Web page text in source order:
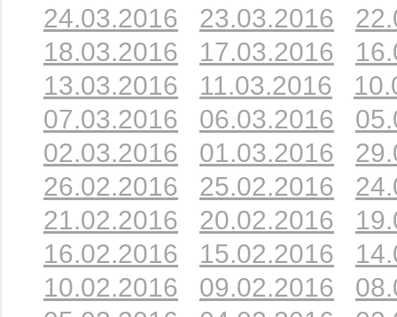
24.03.2016
23.03.2016
18.03.2016
17.03.2016
13.03.2016
11.03.2016
07.03.2016
06.03.2016
02.03.2016
01.03.2016
26.02.2016
25.02.2016
21.02.2016
20.02.2016
16.02.2016
15.02.2016
10.02.2016
09.02.2016